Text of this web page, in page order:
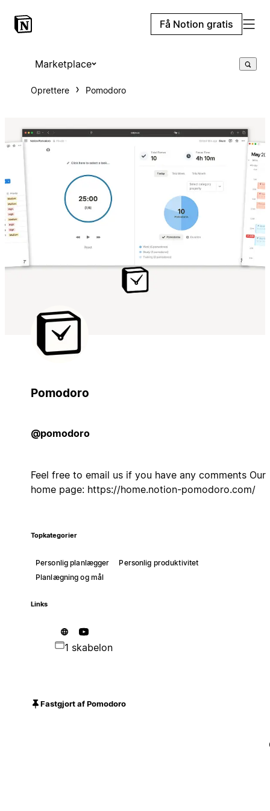
Få Notion gratis
Marketplace
Oprettere Pomodoro
Pomodoro
@pomodoro
Feel free to email us if you have any comments Our
home page: https://home.notion-pomodoro.com/
Topkategorier
Personlig planlægger
Personlig produktivitet
Planlægning og mål
Links
1 skabelon
Fastgjort af Pomodoro